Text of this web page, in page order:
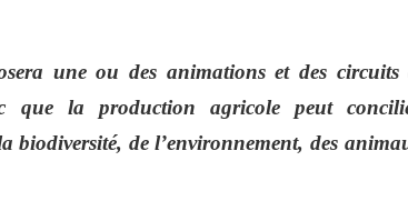
une ou des animations et des
que la production agricole peut
biodiversité, de l’environnement, des